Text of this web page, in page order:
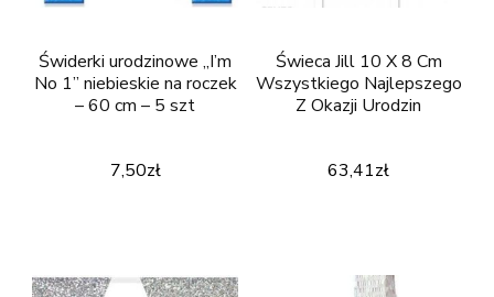
Świderki urodzinowe „I’m
No 1” niebieskie na roczek
– 60 cm – 5 szt
7,50zł
Świeca Jill 10 X 8 Cm
Wszystkiego Najlepszego
Z Okazji Urodzin
63,41zł